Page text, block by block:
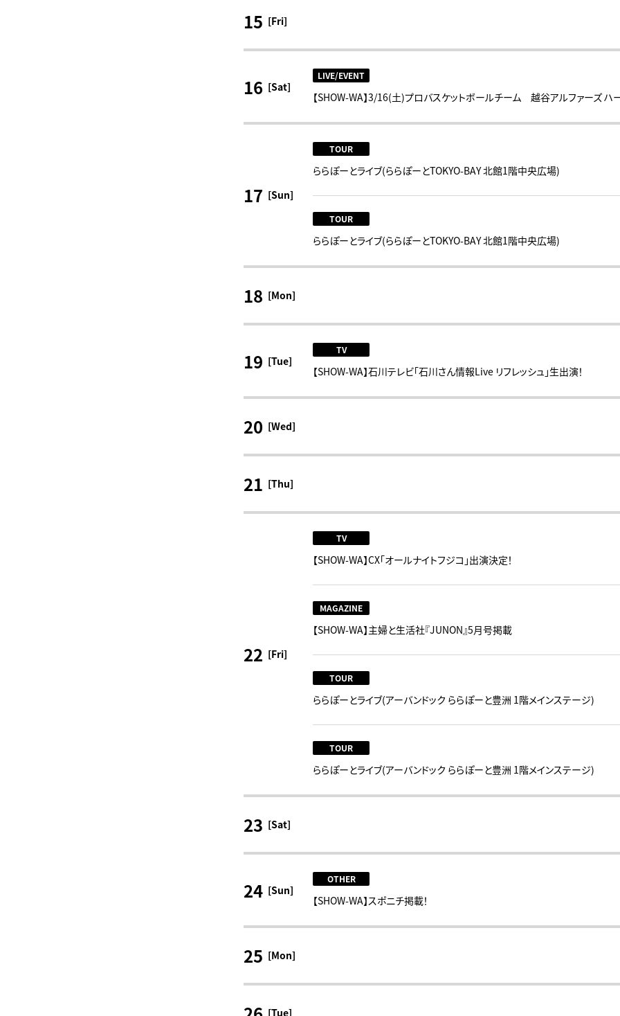
15 [Fri]
16 [Sat]
LIVE/EVENT
【SHOW-WA】3/16(土)プロバスケットボールチーム 越谷アルファーズ ハ
17 [Sun]
TOUR
ららぽーとライブ(ららぽーとTOKYO-BAY 北館1階中央広場)
TOUR
ららぽーとライブ(ららぽーとTOKYO-BAY 北館1階中央広場)
18 [Mon]
19 [Tue]
TV
【SHOW-WA】石川テレビ「石川さん情報Live リフレッシュ」生出演！
20 [Wed]
21 [Thu]
22 [Fri]
TV
【SHOW-WA】CX「オールナイトフジコ」出演決定！
MAGAZINE
【SHOW-WA】主婦と生活社『JUNON』5月号掲載
TOUR
ららぽーとライブ(アーバンドック ららぽーと豊洲 1階メインステージ)
TOUR
ららぽーとライブ(アーバンドック ららぽーと豊洲 1階メインステージ)
23 [Sat]
24 [Sun]
OTHER
【SHOW-WA】スポニチ掲載！
25 [Mon]
[Tue]